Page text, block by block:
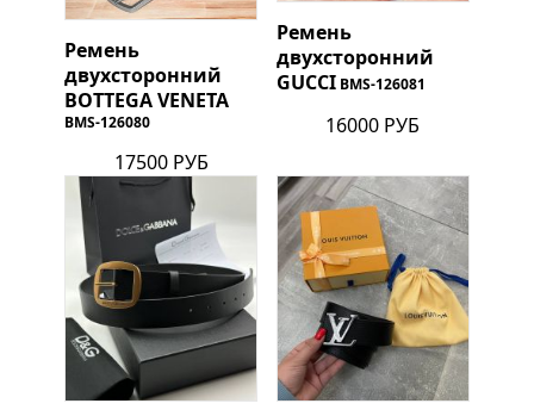
Ремень
двухсторонний
BOTTEGA VENETA
BMS-126080
17500 РУБ
Ремень
двухсторонний
GUCCI BMS-126081
16000 РУБ